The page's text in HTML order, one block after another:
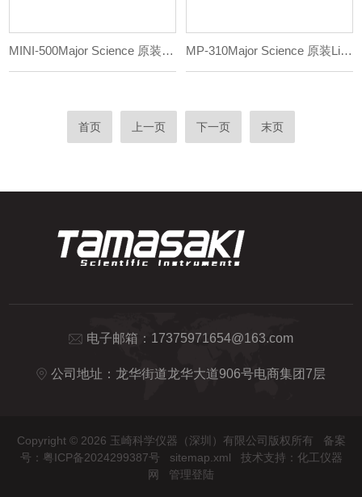
MINI-500Major Science 原装Mini Pro 500V 电源 MP-310Major Science 原装Lively 300V进口电源
首页 上一页 下一页 末页
电子邮箱： 17375971654@163.com
公司地址：龙华街道龙华大道906号电商集团7层
Copyright © 2026 玉崎科学仪器（深圳）有限公司版权所有 备案
号：粤ICP备2024299387号
sitemap.xml 技术支持： 化工仪器
网
管理登陆